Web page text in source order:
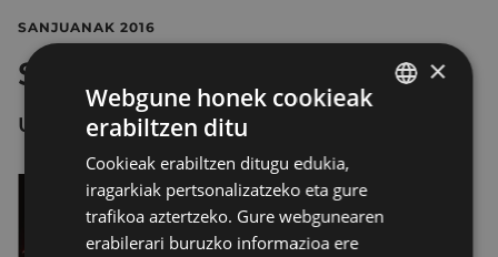
SANJUANAK 2016
Suzko erroberak
UNTZAGA
×
Webgune honek cookieak
erabiltzen ditu
Cookieak erabiltzen ditugu edukia,
iragarkiak pertsonalizatzeko eta gure
trafikoa aztertzeko. Gure webgunearen
erabilerari buruzko informazioa ere